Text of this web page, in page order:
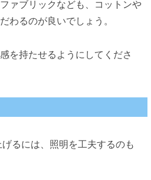
ァブリックなども、コットンや
わるのが良いでしょう。
を持たせるようにしてくださ
るには、照明を工夫するのも